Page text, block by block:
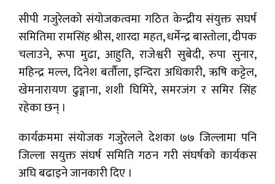
सीपी गजुरेलको संयोजकत्वमा गठित केन्द्रीय संयुक्त सघर्ष
समितिमा रामसिंह श्रीस, शारदा महत, धर्मेन्द्र बास्तोला, दीपक
चलाउने, रूपा मुढा, आहुति, राजेश्वरी सुबेदी, रुपा सुनार,
महिन्द्र मल्ल, दिनेश बर्तौला, इन्दिरा अधिकारी, ऋषि कट्टेल,
खेमनारायण ढुङ्गाना, शशी घिमिरे, समरजंग र समिर सिंह
रहेका छन् ।
कार्यक्रममा संयोजक गजुरेलले देशका ७७ जिल्लामा पनि
जिल्ला सयुक्त संघर्ष समिति गठन गरी संघर्षको कार्यकस
अघि बढाइने जानकारी दिए ।